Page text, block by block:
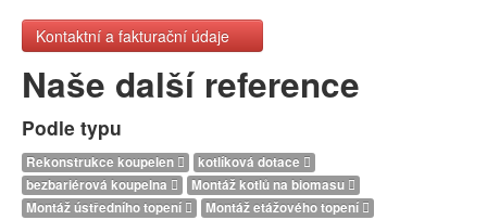
Kontaktní a fakturační údaje
Naše další reference
Podle typu
Rekonstrukce koupelen
kotlíková dotace
bezbariérová koupelna
Montáž kotlů na biomasu
Montáž ústředního topení
Montáž etážového topení